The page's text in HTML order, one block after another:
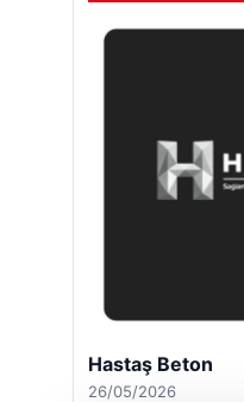
Hastaş Beton
26/05/2026